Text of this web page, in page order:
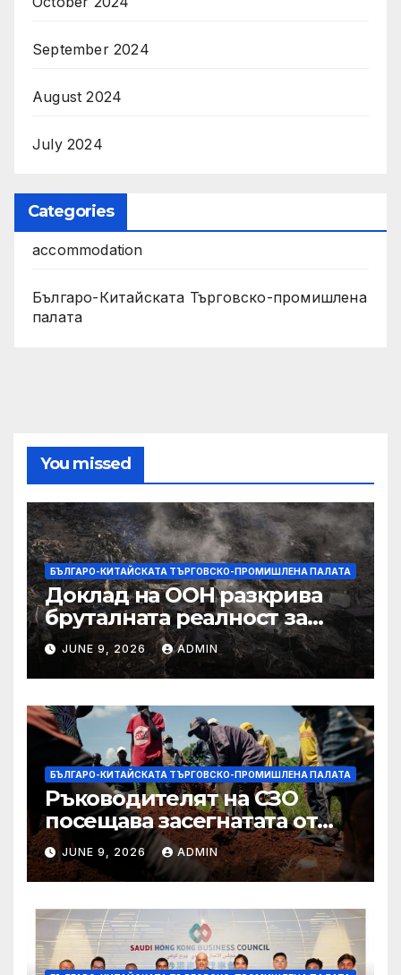
September 2024
August 2024
July 2024
Categories
accommodation
Българо-Китайската Търговско-промишлена
палата
You missed
БЪЛГАРО-КИТАЙСКАТА ТЪРГОВСКО-ПРОМИШЛЕНА ПАЛАТА
Доклад на ООН разкрива
бруталната реалност за
палестинците в Газа,
Западния бряг
JUNE 9, 2026 ADMIN
БЪЛГАРО-КИТАЙСКАТА ТЪРГОВСКО-ПРОМИШЛЕНА ПАЛАТА
Ръководителят на СЗО
посещава засегнатата от
Ебола Уганда, след като
вирусът се разпространява
от ДРК
JUNE 9, 2026 ADMIN